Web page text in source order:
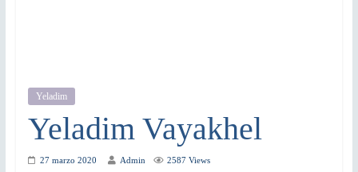
Yeladim
Yeladim Vayakhel
27 marzo 2020 Admin 2587 Views